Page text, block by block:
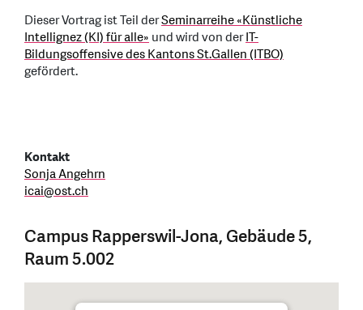
Dieser Vortrag ist Teil derSeminarreihe «Künstliche
Intellignez (KI) für alle» und wird von derIT-
Bildungsoffensive des Kantons St.Gallen (ITBO)
gefördert.
Kontakt
Sonja Angehrn
icai@ost.ch
Campus Rapperswil-Jona, Gebäude 5,
Raum 5.002